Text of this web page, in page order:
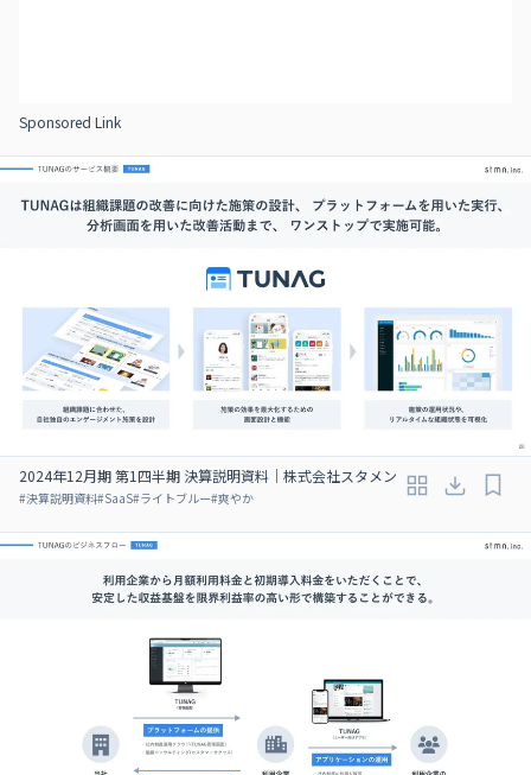
Sponsored Link
2024年12月期 第1四半期 決算説明資料｜株式会社スタメン
#決算説明資料#SaaS#ライトブルー#爽やか